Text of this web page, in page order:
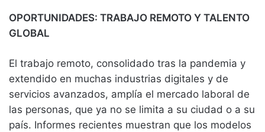
OPORTUNIDADES: TRABAJO REMOTO Y TALENTO
GLOBAL
El trabajo remoto, consolidado tras la pandemia y
extendido en muchas industrias digitales y de
servicios avanzados, amplía el mercado laboral de
las personas, que ya no se limita a su ciudad o a su
país. Informes recientes muestran que los modelos